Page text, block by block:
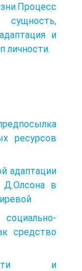
и
личности.
ресурсов
адаптации
Д.Олсона в
средство
и